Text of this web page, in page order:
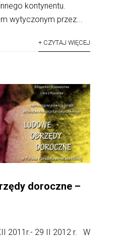
kontynentu.
wytyczonym przez...
+ CZYTAJ WIĘCEJ
doroczne –
2011r.- 29 II 2012 r. W